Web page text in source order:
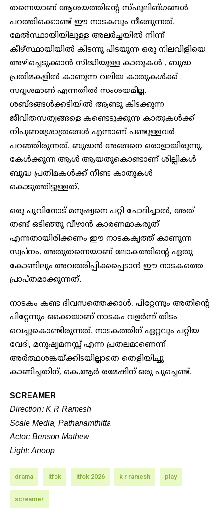
തന്നെയാണ് ആശയത്തിന്റെ സ്ഫുലിങ്ഗങ്ങൾ
പറത്തിക്കൊണ്ട് ഈ നാടകവും നീങ്ങുന്നത്.
മേൽസ്ഥായിയിലുള്ള അലർച്ചയിൽ നിന്ന്
കീഴ്സ്ഥായിയിൽ കിടന്നു പിടയുന്ന ഒരു നിലവിളിയെ
അഴിച്ചെടുക്കാൻ സിദ്ധിയുള്ള കാതുകൾ , ബുദ്ധ
പ്രതിമകളിൽ കാണുന്ന വലിയ കാതുകൾക്ക്
സദൃശമാണ് എന്നതിൽ സംശയമില്ല.
ശബ്ദങ്ങൾക്കടിയിൽ ആണ്ടു കിടക്കുന്ന
ജീവിതസത്യങ്ങളെ കണ്ടെടുക്കുന്ന കാതുകൾക്ക്
നിപുണശ്രോത്രങ്ങൾ എന്നാണ് പണ്ടുള്ളവർ
പറഞ്ഞിരുന്നത്. ബുദ്ധൻ അങ്ങനെ ഒരാളായിരുന്നു.
കേൾക്കുന്ന ആൾ ആയതുകൊണ്ടാണ് ശില്പികൾ
ബുദ്ധ പ്രതിമകൾക്ക് നീണ്ട കാതുകൾ
കൊടുത്തിട്ടുള്ളത്.
ഒരു പൂവിനോട് മനുഷ്യനെ പറ്റി ചോദിച്ചാൽ, അത്
തണ്ട് ഒടിഞ്ഞു വീഴാൻ കാരണമാകരുത്
എന്നതായിരിക്കണം ഈ നാടകകൃത്ത് കാണുന്ന
സ്വപ്നം. അതുതന്നെയാണ് ലോകത്തിന്റെ ഏതു
കോണിലും അവതരിപ്പിക്കപ്പെടാൻ ഈ നാടകത്തെ
പ്രാപ്തമാക്കുന്നത്.
നാടകം കണ്ട ദിവസത്തെക്കാൾ, പിറ്റേന്നും അതിന്റെ
പിറ്റേന്നും ഒക്കെയാണ് നാടകം വളർന്ന് തിടം
വെച്ചുകൊണ്ടിരുന്നത്. നാടകത്തിന് ഏറ്റവും പറ്റിയ
വേദി, മനുഷ്യമനസ്സ് എന്ന പ്രതലമാണെന്ന്
അർത്ഥശങ്കയ്ക്കിടയില്ലാതെ തെളിയിച്ചു
കാണിച്ചതിന്, കെ.ആർ രമേഷിന് ഒരു പൂച്ചെണ്ട്.
SCREAMER
Direction: K R Ramesh
Scale Media, Pathanamthitta
Actor: Benson Mathew
Light: Anoop
drama itfok itfok 2026 k r ramesh play
screamer